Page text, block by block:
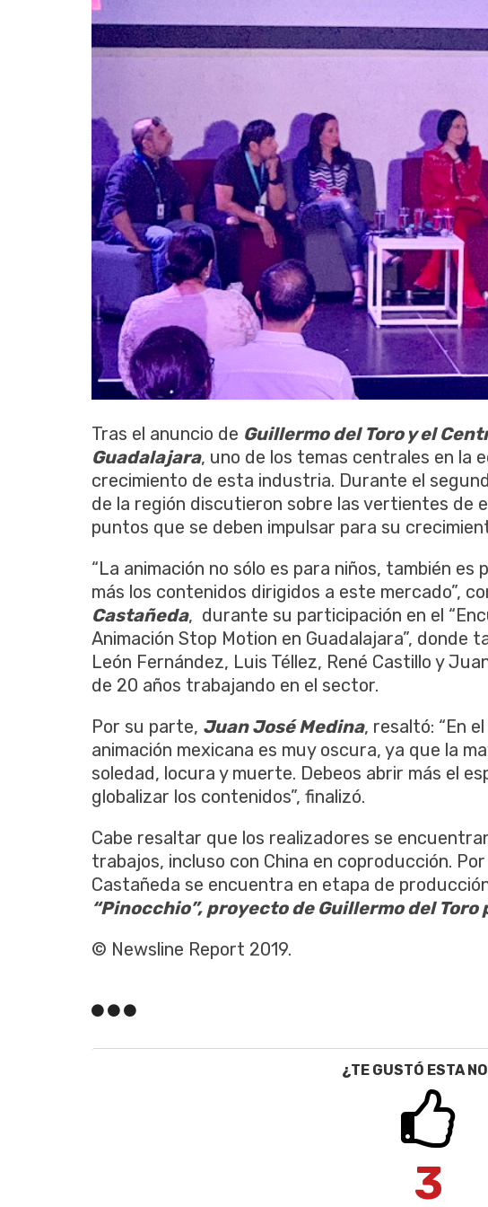
Tras el anuncio de Guillermo del Toro y el
Guadalajara, uno de los temas centrales en la
crecimiento de esta industria. Durante el
de la región discutieron sobre las vertientes de
puntos que se deben impulsar para su
“La animación no sólo es para niños, también
más los contenidos dirigidos a este mercado”,
Castañeda, durante su participación en el
Animación Stop Motion en Guadalajara”, donde
León Fernández, Luis Téllez, René Castillo y
de 20 años trabajando en el sector.
Por su parte, Juan José Medina, resaltó: “En
animación mexicana es muy oscura, ya que la
soledad, locura y muerte. Debeos abrir más el
globalizar los contenidos”, finalizó.
Cabe resaltar que los realizadores se
trabajos, incluso con China en coproducción.
Castañeda se encuentra en etapa de
“Pinocchio”, proyecto de Guillermo del Toro
© Newsline Report 2019.
¿TE GUSTÓ ESTA
3